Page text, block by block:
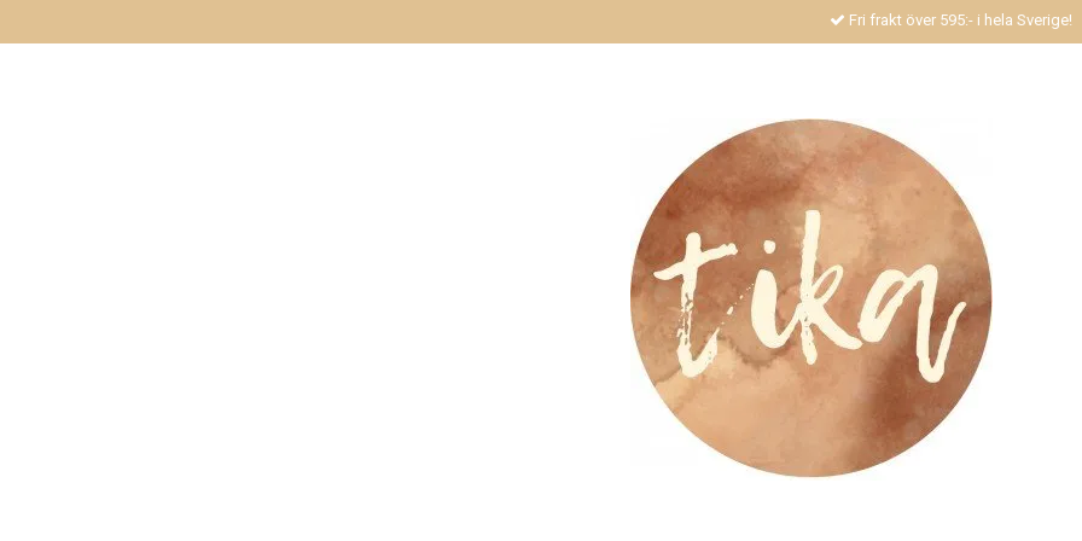
Fri frakt över 595:- i hela Sverige!